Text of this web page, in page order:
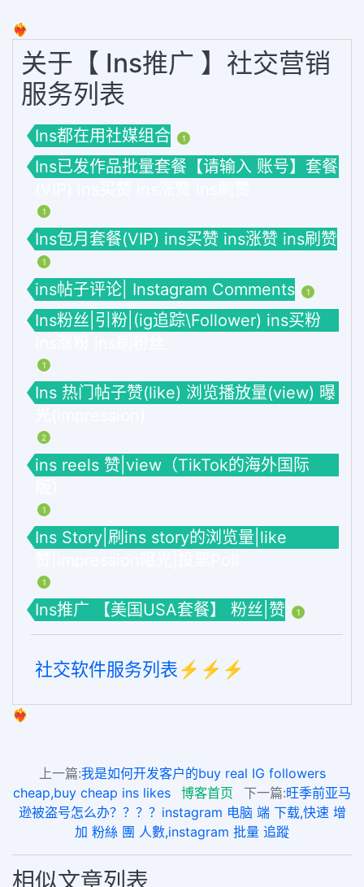
❤️‍🔥
关于【 Ins推广 】社交营销
服务列表
Ins都在用社媒组合 1
Ins已发作品批量套餐【请输入 账号】套餐
1
Ins包月套餐(VIP) ins买赞 ins涨赞 ins刷赞
1
ins帖子评论| Instagram Comments 1
Ins粉丝|引粉|(ig追踪\Follower) ins买粉
1
Ins 热门帖子赞(like) 浏览播放量(view) 曝
2
ins reels 赞|view（TikTok的海外国际
1
Ins Story|刷ins story的浏览量|like
1
Ins推广 【美国USA套餐】 粉丝|赞 1
社交软件服务列表⚡️⚡️⚡️
❤️‍🔥
上一篇:我是如何开发客户的buy real IG followers
cheap,buy cheap ins likes
博客首页 下一篇:旺季前亚马
逊被盗号怎么办？？？？instagram 电脑 端 下载,快速 增
加 粉絲 團 人數,instagram 批量 追蹤
相似文章列表